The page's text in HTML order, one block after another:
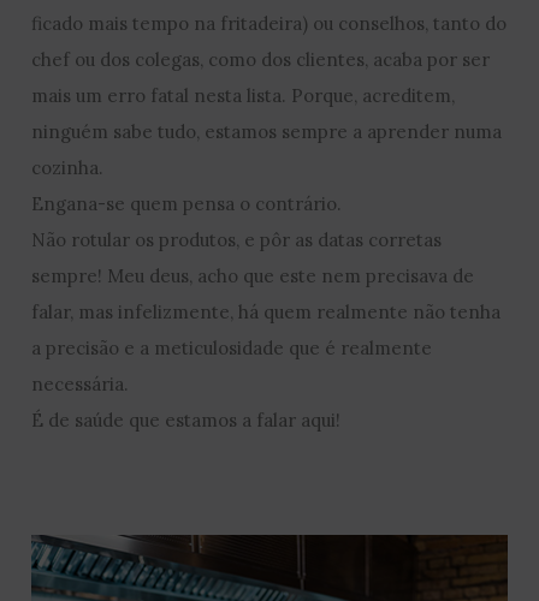
ficado mais tempo na fritadeira) ou conselhos, tanto do
chef ou dos colegas, como dos clientes, acaba por ser
mais um erro fatal nesta lista. Porque, acreditem,
ninguém sabe tudo, estamos sempre a aprender numa
cozinha.
Engana-se quem pensa o contrário.
Não rotular os produtos, e pôr as datas corretas
sempre! Meu deus, acho que este nem precisava de
falar, mas infelizmente, há quem realmente não tenha
a precisão e a meticulosidade que é realmente
necessária.
É de saúde que estamos a falar aqui!